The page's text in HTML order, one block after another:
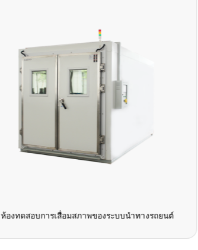
ห้องทดสอบการเสื่อมสภาพของระบบนำทางรถยนต์